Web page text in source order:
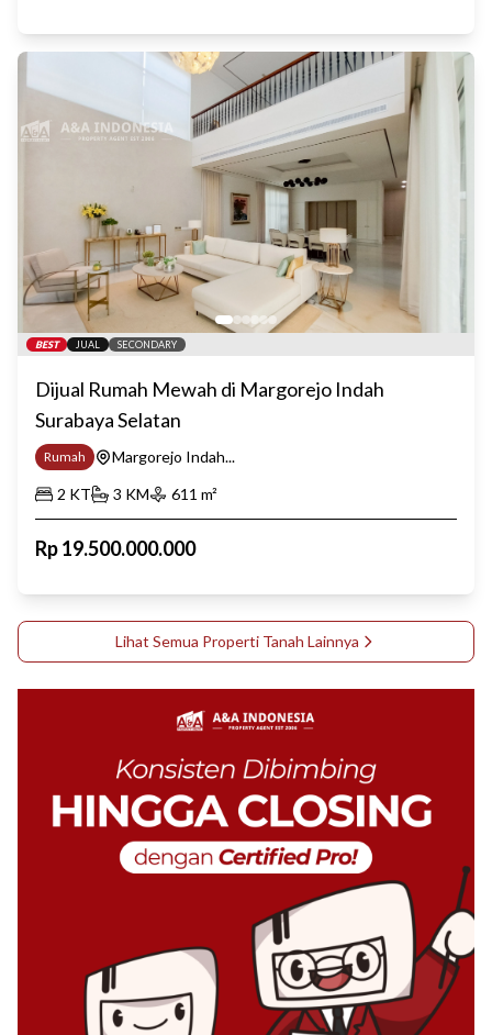
BEST JUAL SECONDARY
Dijual Rumah Mewah di Margorejo Indah
Surabaya Selatan
Rumah
Margorejo Indah...
2 KT 3 KM 611 m²
Rp19.500.000.000
Lihat Semua Properti Tanah Lainnya